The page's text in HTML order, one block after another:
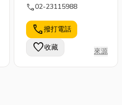
call02-23115988
call撥打電話
favorite收藏 來源